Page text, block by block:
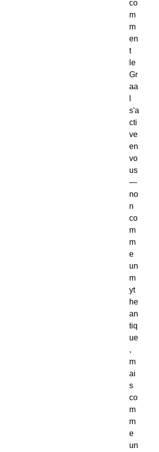
co
m
m
en
t
le
Gr
aa
s'a
cti
ve
en
vo
us
—
no
n
co
m
m
e
un
m
yt
he
an
tiq
ue
,
m
ai
s
co
m
m
e
un